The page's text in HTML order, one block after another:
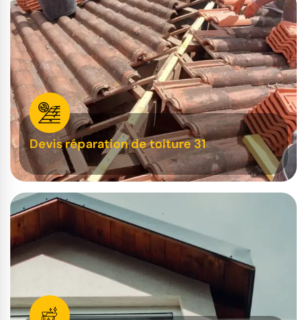
Devis réparation de toiture 31